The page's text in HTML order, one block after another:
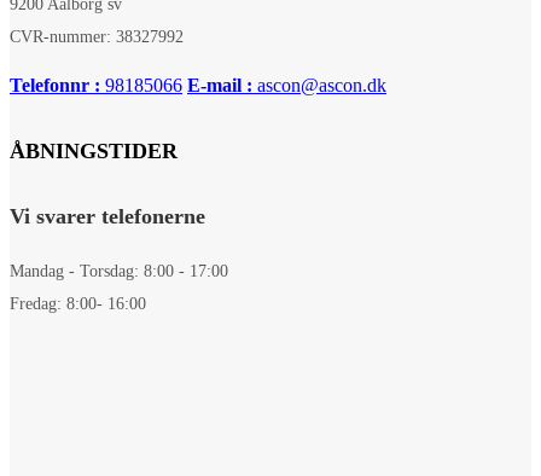
9200 Aalborg sv
CVR-nummer: 38327992
Telefonnr : 98185066 E-mail : ascon@ascon.dk
ÅBNINGSTIDER
Vi svarer telefonerne
Mandag - Torsdag: 8:00 - 17:00
Fredag: 8:00- 16:00